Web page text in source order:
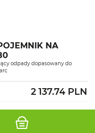
NA
odpady dopasowany do
2 137.74 PLN